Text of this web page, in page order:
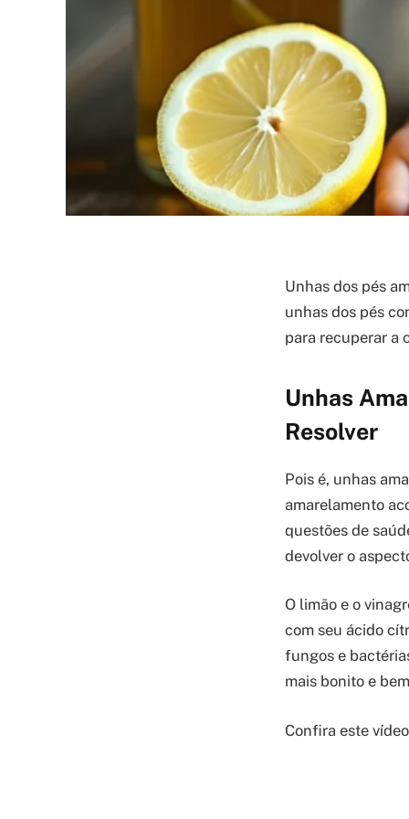
Unhas dos pés
unhas dos pés
para recuperar a
Unhas
Resolver
Pois é, unhas
amarelamento
questões de
devolver o
O limão e o
com seu ácido
fungos e
mais bonito e
Confira este